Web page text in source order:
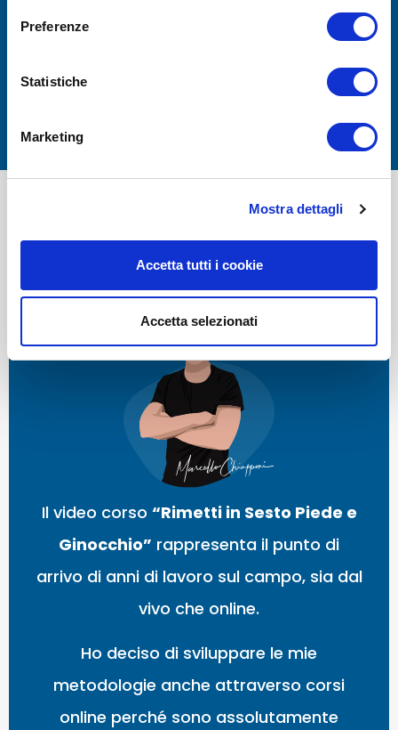
Preferenze
Statistiche
Marketing
Mostra dettagli
Accetta tutti i cookie
Accetta selezionati
MASSIMA QUALITÀ, MASSIMA
PROFESSIONALITÀ, ASSISTENZA
GARANTITA
Il video corso “Rimetti in Sesto Piede e
Ginocchio” rappresenta il punto di
arrivo di anni di lavoro sul campo, sia dal
vivo che online.
Ho deciso di sviluppare le mie
metodologie anche attraverso corsi
online perché sono assolutamente